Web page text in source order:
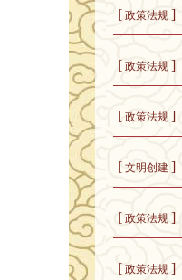
[ 政策法规 ]
[ 政策法规 ]
[ 政策法规 ]
[ 文明创建 ]
[ 政策法规 ]
[ 政策法规 ]